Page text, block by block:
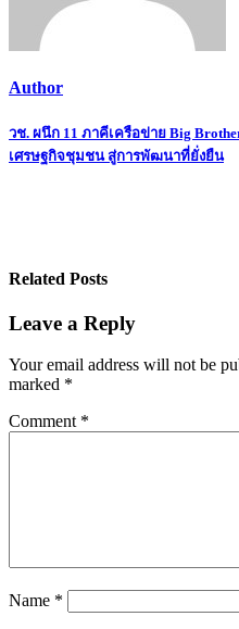
Author
Post
navigation
วช. ผนึก 11 ภาคีเครือข่าย Big
เศรษฐกิจชุมชน สู่การพัฒนาที่ยั่งยืน
Related Posts
Leave a Reply
Your email address will not be
marked *
Comment *
Name *